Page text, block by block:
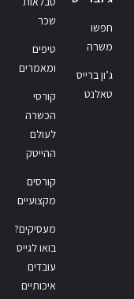
חפשו
משרה
ג’ון ברייס
טאלנט
שכר
טיפים
ומאמרים
קורסי
הכשרה
לעולם
ההייטק
קורסים
מקצועיים
מעסיקים?
בואו לגייס
עובדים
איכותיים